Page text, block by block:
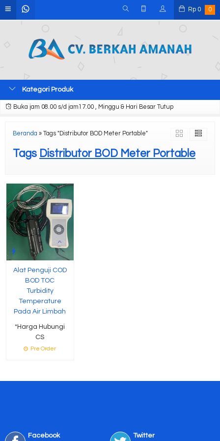
Rp 0 0
Kategori Produk
Buka jam 08.00 s/d jam17.00 , Minggu & Hari Besar Tutup
Beranda » Tags "Distributor BOD Meter Portable"
Tags Distributor BOD Meter Portable
Alat Penguji COD
BOD TOC
Turbidity
Temperature
Pada Air Limbah
*Harga Hubungi
CS
Pre Order
Facebook Twitter